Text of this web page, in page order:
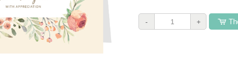
- +